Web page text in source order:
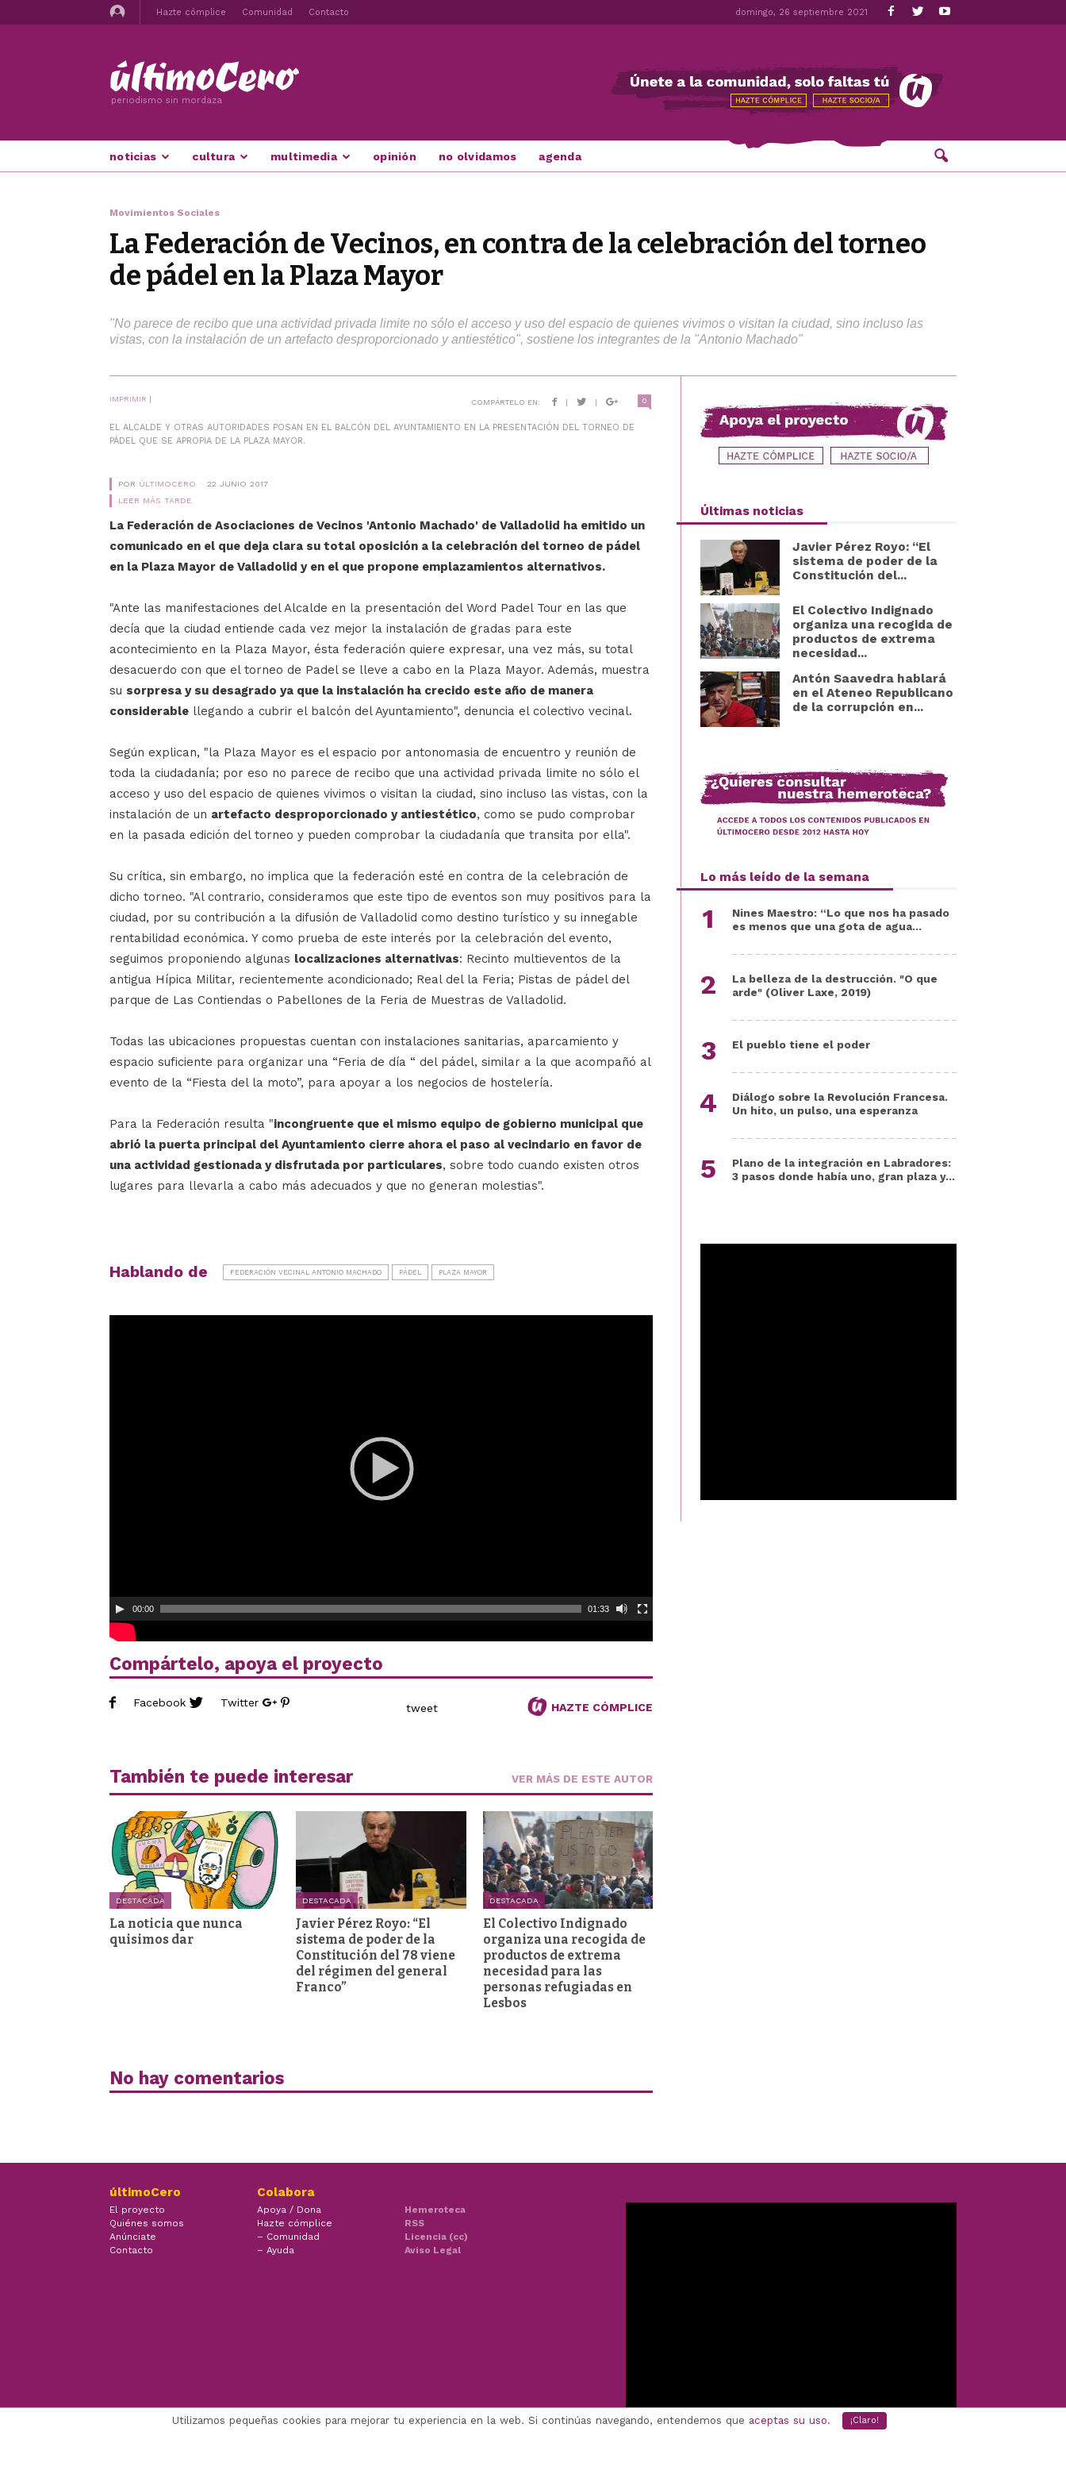
Hazte cómplice Comunidad Contacto domingo, 26 septiembre 2021
periodismo sin mordaza
noticias cultura multimedia opinión no olvidamos agenda
Movimientos Sociales
La Federación de Vecinos, en contra de la celebración del torneo
de pádel en la Plaza Mayor
"No parece de recibo que una actividad privada limite no sólo el acceso y uso del espacio de quienes vivimos o visitan la ciudad, sino incluso las
vistas, con la instalación de un artefacto desproporcionado y antiestético", sostiene los integrantes de la "Antonio Machado"
IMPRIMIR | COMPÁRTELO EN: | | 0
EL ALCALDE Y OTRAS AUTORIDADES POSAN EN EL BALCÓN DEL AYUNTAMIENTO EN LA PRESENTACIÓN DEL TORNEO DE
PÁDEL QUE SE APROPIA DE LA PLAZA MAYOR.
POR ÚLTIMOCERO
22 JUNIO 2017
LEER MÁS TARDE
La Federación de Asociaciones de Vecinos 'Antonio Machado' de Valladolid ha emitido un
comunicado en el que deja clara su total oposición a la celebración del torneo de pádel
en la Plaza Mayor de Valladolid y en el que propone emplazamientos alternativos.
"Ante las manifestaciones del Alcalde en la presentación del Word Padel Tour en las que
decía que la ciudad entiende cada vez mejor la instalación de gradas para este
acontecimiento en la Plaza Mayor, ésta federación quiere expresar, una vez más, su total
desacuerdo con que el torneo de Padel se lleve a cabo en la Plaza Mayor. Además, muestra
su sorpresa y su desagrado ya que la instalación ha crecido este año de manera
considerable llegando a cubrir el balcón del Ayuntamiento", denuncia el colectivo vecinal.
Según explican, "la Plaza Mayor es el espacio por antonomasia de encuentro y reunión de
toda la ciudadanía; por eso no parece de recibo que una actividad privada limite no sólo el
acceso y uso del espacio de quienes vivimos o visitan la ciudad, sino incluso las vistas, con la
instalación de un artefacto desproporcionado y antiestético, como se pudo comprobar
en la pasada edición del torneo y pueden comprobar la ciudadanía que transita por ella".
Su crítica, sin embargo, no implica que la federación esté en contra de la celebración de
dicho torneo. "Al contrario, consideramos que este tipo de eventos son muy positivos para la
ciudad, por su contribución a la difusión de Valladolid como destino turístico y su innegable
rentabilidad económica. Y como prueba de este interés por la celebración del evento,
seguimos proponiendo algunas localizaciones alternativas: Recinto multieventos de la
antigua Hípica Militar, recientemente acondicionado; Real del la Feria; Pistas de pádel del
parque de Las Contiendas o Pabellones de la Feria de Muestras de Valladolid.
Todas las ubicaciones propuestas cuentan con instalaciones sanitarias, aparcamiento y
espacio suficiente para organizar una “Feria de día “ del pádel, similar a la que acompañó al
evento de la “Fiesta del la moto”, para apoyar a los negocios de hostelería.
Para la Federación resulta "incongruente que el mismo equipo de gobierno municipal que
abrió la puerta principal del Ayuntamiento cierre ahora el paso al vecindario en favor de
una actividad gestionada y disfrutada por particulares, sobre todo cuando existen otros
lugares para llevarla a cabo más adecuados y que no generan molestias".
Hablando de FEDERACIÓN VECINAL ANTONIO MACHADO PÁDEL PLAZA MAYOR
00:00 01:33
Compártelo, apoya el proyecto
Facebook Twitter tweet HAZTE CÓMPLICE
También te puede interesar VER MÁS DE ESTE AUTOR
DESTACADA
La noticia que nunca
quisimos dar
DESTACADA
Javier Pérez Royo: “El
sistema de poder de la
Constitución del 78 viene
del régimen del general
Franco”
DESTACADA
El Colectivo Indignado
organiza una recogida de
productos de extrema
necesidad para las
personas refugiadas en
Lesbos
No hay comentarios
Últimas noticias
Javier Pérez Royo: “El
sistema de poder de la
Constitución del...
El Colectivo Indignado
organiza una recogida de
productos de extrema
necesidad...
Antón Saavedra hablará
en el Ateneo Republicano
de la corrupción en...
Lo más leído de la semana
Nines Maestro: “Lo que nos ha pasado
es menos que una gota de agua...
La belleza de la destrucción. "O que
arde" (Oliver Laxe, 2019)
El pueblo tiene el poder
Diálogo sobre la Revolución Francesa.
Un hito, un pulso, una esperanza
Plano de la integración en Labradores:
3 pasos donde había uno, gran plaza y...
últimoCero
El proyecto
Quiénes somos
Anúnciate
Contacto
Colabora
Apoya / Dona
Hazte cómplice
– Comunidad
– Ayuda
Hemeroteca
RSS
Licencia (cc)
Aviso Legal
Utilizamos pequeñas cookies para mejorar tu experiencia en la web. Si continúas navegando, entendemos que aceptas su uso. ¡Claro!